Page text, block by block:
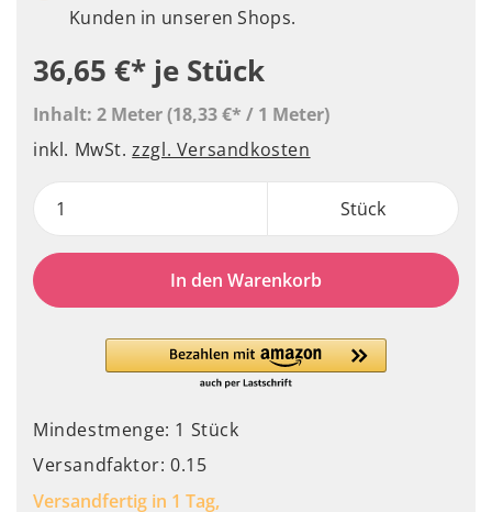
Kunden in unseren Shops.
36,65 €* je Stück
Inhalt: 2 Meter(18,33 €* / 1 Meter)
inkl. MwSt.zzgl. Versandkosten
Stück
In den Warenkorb
Mindestmenge: 1 Stück
Versandfaktor: 0.15
Versandfertig in 1 Tag,